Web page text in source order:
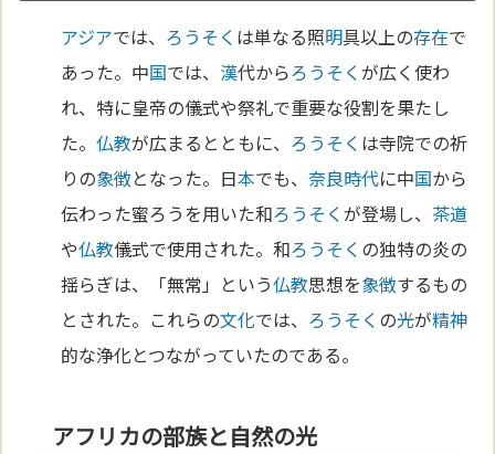
アジアでは、 ろうそく は単なる照明具以上の存在で
あった。中国では、 漢代からろうそくが広く使わ
れ、特に皇帝の儀式や祭礼で重要な役割を果たし
た。仏教が広まるとともに、 ろうそく は寺院での祈
りの象徴となった。日本でも、奈良時代に中国から
伝わった蜜ろうを用いた和ろうそくが登場し、 茶道
や仏教儀式で使用された。和ろうそく の独特の炎の
揺らぎは、「無常」という仏教思想を象徴するもの
とされた。これらの文化では、 ろうそく の光が精神
的な浄化とつながっていたのである。
アフリカの部族と自然の光